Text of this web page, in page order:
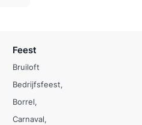
Feest
Bruiloft
Bedrijfsfeest
Borrel
Carnaval